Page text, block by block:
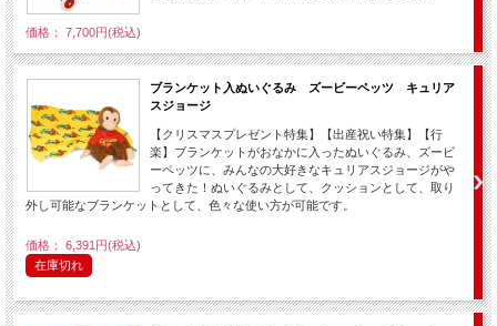
価格： 7,700円(税込)
ブランケット入ぬいぐるみ ズービーペッツ キュリア
スジョージ
【クリスマスプレゼント特集】【出産祝い特集】【行
楽】ブランケットがおなかに入ったぬいぐるみ、ズービ
ーペッツに、みんなの大好きなキュリアスジョージがや
ってきた！ぬいぐるみとして、クッションとして、取り
外し可能なブランケットとして、色々な使い方が可能です。
価格： 6,391円(税込)
在庫切れ